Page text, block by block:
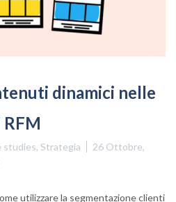
dinamici nelle
studies, Strategia
26 Ottobre,
utilizzare la segmentazione clienti